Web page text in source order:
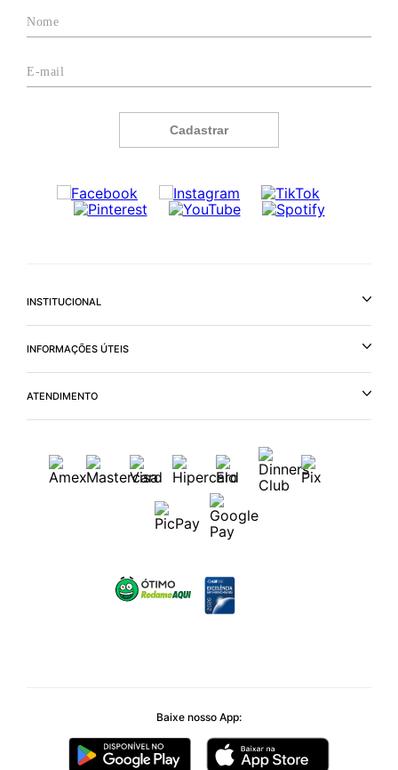
Cadastrar
INSTITUCIONAL
INFORMAÇÕES ÚTEIS
ATENDIMENTO
Baixe nosso App: